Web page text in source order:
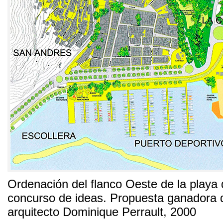
Ordenación del flanco Oeste de la playa
concurso de ideas. Propuesta ganadora
arquitecto Dominique Perrault, 2000